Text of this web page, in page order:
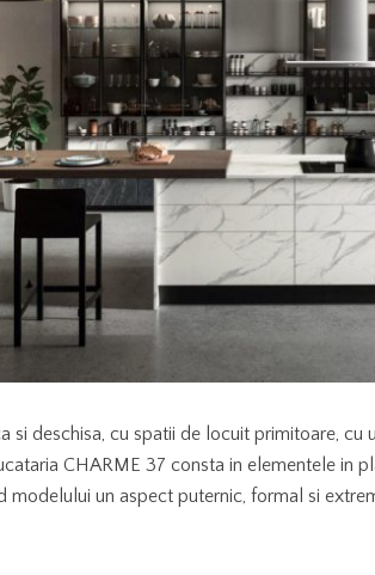
si deschisa, cu spatii de locuit primitoare, cu
CHARME 37 consta in elementele in
modelului un aspect puternic, formal si